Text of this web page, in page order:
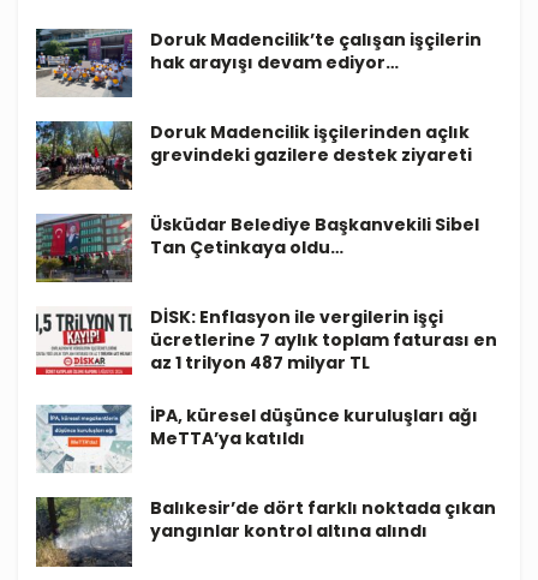
Doruk Madencilik’te çalışan işçilerin
hak arayışı devam ediyor…
Doruk Madencilik işçilerinden açlık
grevindeki gazilere destek ziyareti
Üsküdar Belediye Başkanvekili Sibel
Tan Çetinkaya oldu…
DİSK: Enflasyon ile vergilerin işçi
ücretlerine 7 aylık toplam faturası en
az 1 trilyon 487 milyar TL
İPA, küresel düşünce kuruluşları ağı
MeTTA’ya katıldı
Balıkesir’de dört farklı noktada çıkan
yangınlar kontrol altına alındı